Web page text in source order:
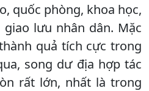
quốc phòng, khoa học,
lưu nhân dân. Mặc
quả tích cực trong
song dư địa hợp tác
rất lớn, nhất là trong